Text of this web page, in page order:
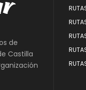
de
Castilla